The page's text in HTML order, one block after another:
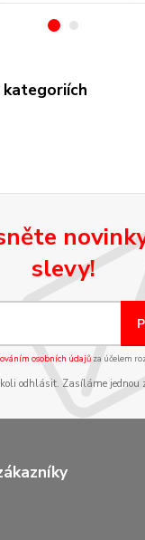
kategoriích
slevy!
osobních údajůza účelem
odhlásit. Zasíláme jednou